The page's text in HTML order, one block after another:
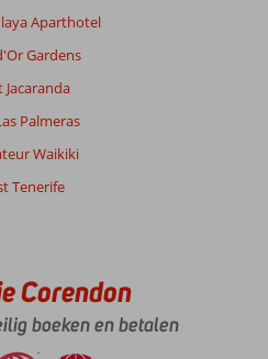
Aparthotel
Gardens
Jacaranda
Palmeras
Waikiki
Tenerife
Corendon
boeken en betalen